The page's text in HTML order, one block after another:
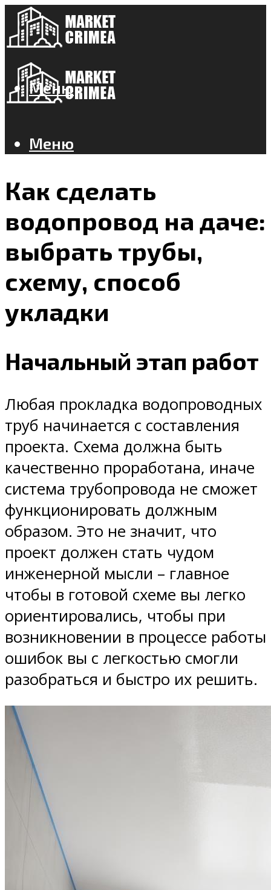
Меню
Меню
Как сделать
водопровод на даче:
выбрать трубы,
схему, способ
укладки
Начальный этап работ
Любая прокладка водопроводных
труб начинается с составления
проекта. Схема должна быть
качественно проработана, иначе
система трубопровода не сможет
функционировать должным
образом. Это не значит, что
проект должен стать чудом
инженерной мысли – главное
чтобы в готовой схеме вы легко
ориентировались, чтобы при
возникновении в процессе работы
ошибок вы с легкостью смогли
разобраться и быстро их решить.